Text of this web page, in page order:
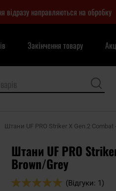
відразу направляються на обробку
Закінчення товару
Штани UF PRO Striker X Gen.2 Combat
Штани UF PRO
Brown/Grey
Оцінка:
(Відгуки: 1)